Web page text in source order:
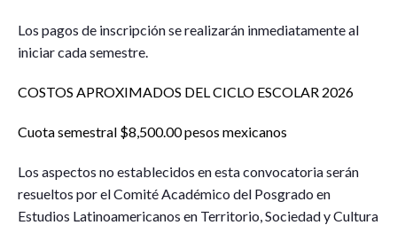
Los pagos de inscripción se realizarán inmediatamente al
iniciar cada semestre.
COSTOS APROXIMADOS DEL CICLO ESCOLAR 2026
Cuota semestral $8,500.00 pesos mexicanos
Los aspectos no establecidos en esta convocatoria serán
resueltos por el Comité Académico del Posgrado en
Estudios Latinoamericanos en Territorio, Sociedad y Cultura